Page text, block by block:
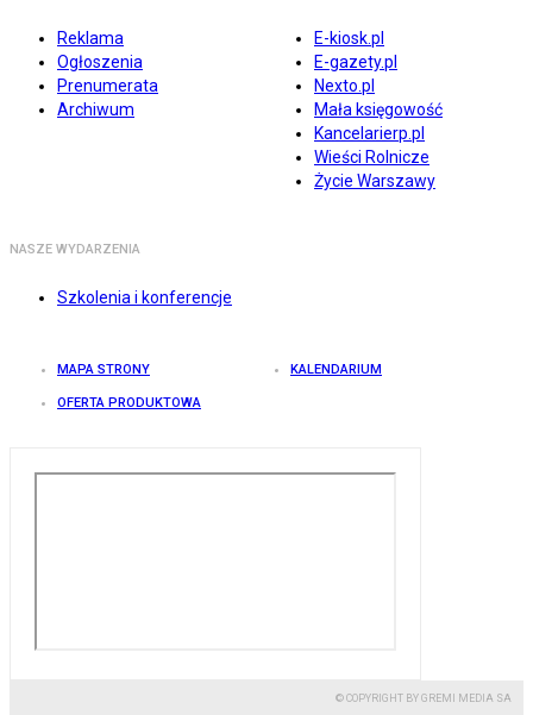
Reklama
Ogłoszenia
Prenumerata
Archiwum
E-kiosk.pl
E-gazety.pl
Nexto.pl
Mała księgowość
Kancelarierp.pl
Wieści Rolnicze
Życie Warszawy
NASZE WYDARZENIA
Szkolenia i konferencje
MAPA STRONY KALENDARIUM
OFERTA PRODUKTOWA
© COPYRIGHT BY GREMI MEDIA SA